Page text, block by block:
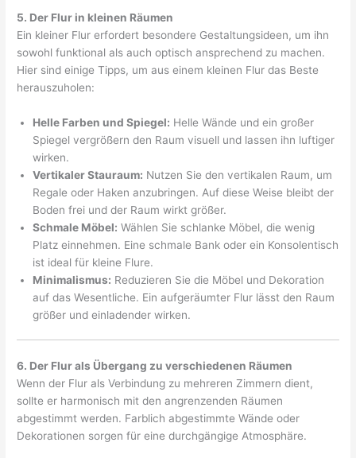
5. Der Flur in kleinen Räumen
Ein kleiner Flur erfordert besondere Gestaltungsideen, um ihn
sowohl funktional als auch optisch ansprechend zu machen.
Hier sind einige Tipps, um aus einem kleinen Flur das Beste
herauszuholen:
Helle Farben und Spiegel: Helle Wände und ein großer
Spiegel vergrößern den Raum visuell und lassen ihn luftiger
wirken.
Vertikaler Stauraum: Nutzen Sie den vertikalen Raum, um
Regale oder Haken anzubringen. Auf diese Weise bleibt der
Boden frei und der Raum wirkt größer.
Schmale Möbel: Wählen Sie schlanke Möbel, die wenig
Platz einnehmen. Eine schmale Bank oder ein Konsolentisch
ist ideal für kleine Flure.
Minimalismus: Reduzieren Sie die Möbel und Dekoration
auf das Wesentliche. Ein aufgeräumter Flur lässt den Raum
größer und einladender wirken.
6. Der Flur als Übergang zu verschiedenen Räumen
Wenn der Flur als Verbindung zu mehreren Zimmern dient,
sollte er harmonisch mit den angrenzenden Räumen
abgestimmt werden. Farblich abgestimmte Wände oder
Dekorationen sorgen für eine durchgängige Atmosphäre.